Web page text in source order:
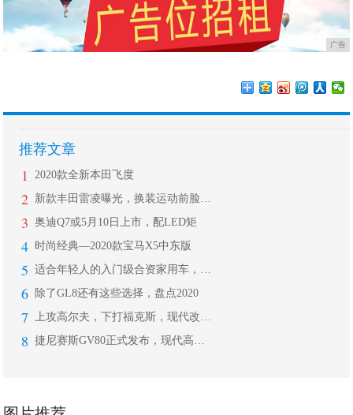
广告
推荐文章
1 2020款全新本田飞度
2
3 奥迪Q7或5月10日上市，配LED矩
4 时尚经典—2020款宝马X5中东版
5
6 除了GL8还有这些选择，盘点2020
7
8